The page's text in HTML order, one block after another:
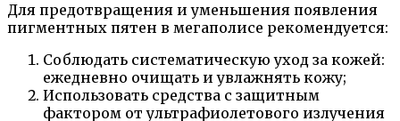
Для предотвращения и уменьшения появления
пигментных пятен в мегаполисе рекомендуется:
Соблюдать систематическую уход за кожей:
ежедневно очищать и увлажнять кожу;
Использовать средства с защитным
фактором от ультрафиолетового излучения